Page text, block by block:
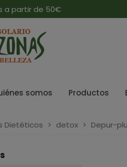
a partir de 50€
somos Productos
Dietéticos > detox > Depur-